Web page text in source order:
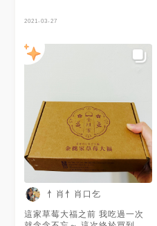
2021-03-27
忄肖忄肖口乞
這家草莓大福之前 我吃過一次